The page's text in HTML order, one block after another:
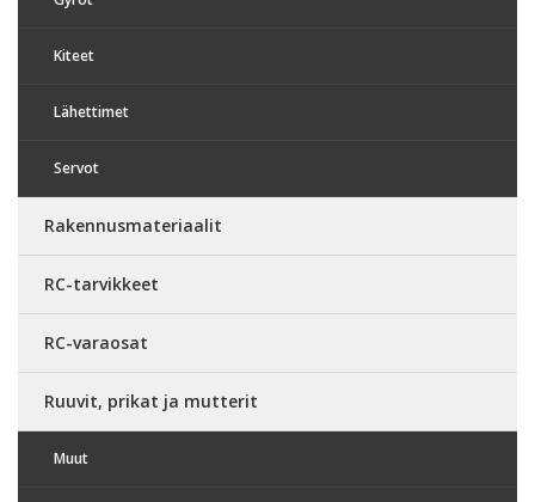
Kiteet
Lähettimet
Servot
Rakennusmateriaalit
RC-tarvikkeet
RC-varaosat
Ruuvit, prikat ja mutterit
Muut